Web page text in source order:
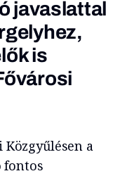
javaslattal
is
Közgyűlésen a
fontos